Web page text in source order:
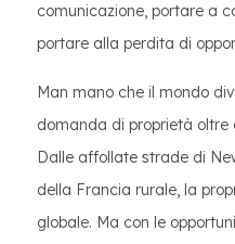
comunicazione, portare a
portare alla perdita di
Man mano che il mondo
domanda di proprietà oltre
Dalle affollate strade di
della Francia rurale, la
globale. Ma con le